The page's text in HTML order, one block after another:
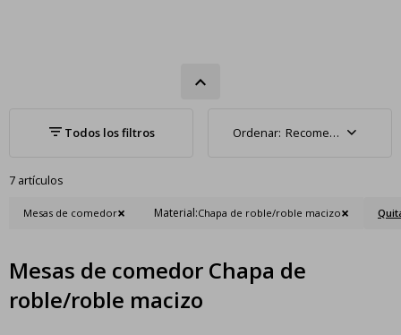
Recomendados
7 artículos
Mesas de comedor Material:Chapa de roble/roble macizo
Mesas de comedor Chapa de
roble/roble macizo